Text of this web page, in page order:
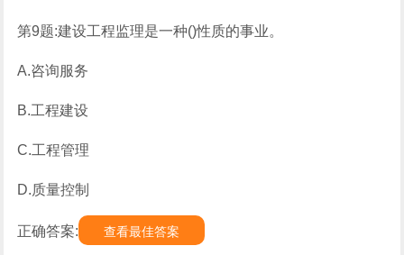
第9题:建设工程监理是一种()性质的事业。
A.咨询服务
B.工程建设
C.工程管理
D.质量控制
正确答案: 查看最佳答案